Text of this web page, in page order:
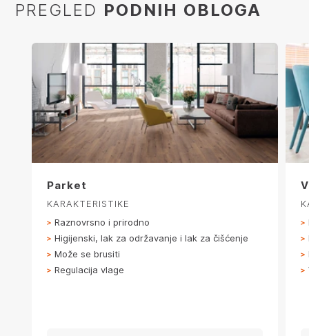
PREGLED PODNIH OBLOGA
Parket
KARAKTERISTIKE
Raznovrsno i prirodno
Higijenski, lak za održavanje i lak za čišćenje
Može se brusiti
Regulacija vlage